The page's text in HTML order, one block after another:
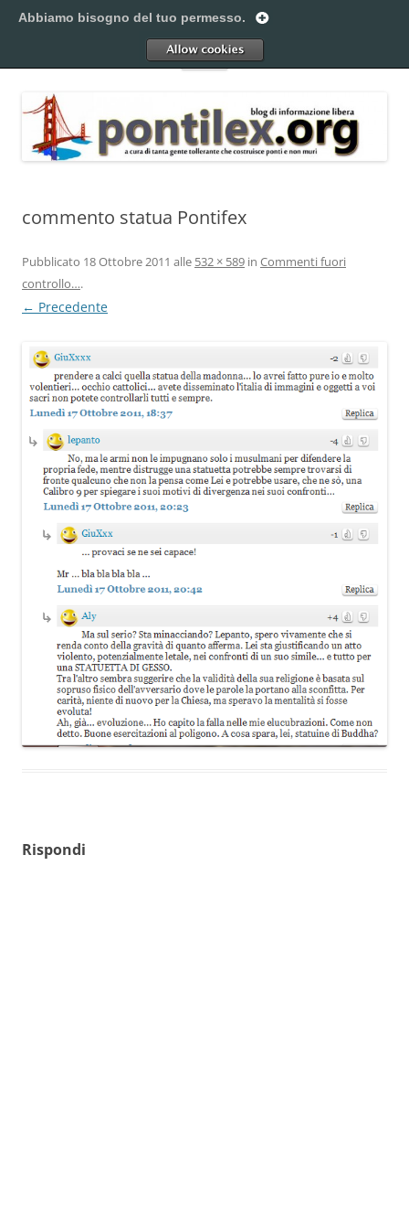
al
Pontilex
Menu
commento statua Pontifex
Pubblicato 18 Ottobre 2011 alle 532 × 589 in Commenti fuori
controllo….
← Precedente
Rispondi
Abbiamo bisogno del tuo permesso.